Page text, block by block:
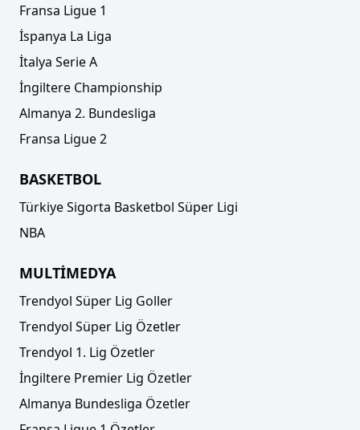
Fransa Ligue 1
İspanya La Liga
İtalya Serie A
İngiltere Championship
Almanya 2. Bundesliga
Fransa Ligue 2
BASKETBOL
Türkiye Sigorta Basketbol Süper Ligi
NBA
MULTİMEDYA
Trendyol Süper Lig Goller
Trendyol Süper Lig Özetler
Trendyol 1. Lig Özetler
İngiltere Premier Lig Özetler
Almanya Bundesliga Özetler